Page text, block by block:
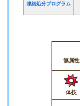
凍結処分プログラム
無属性
体技